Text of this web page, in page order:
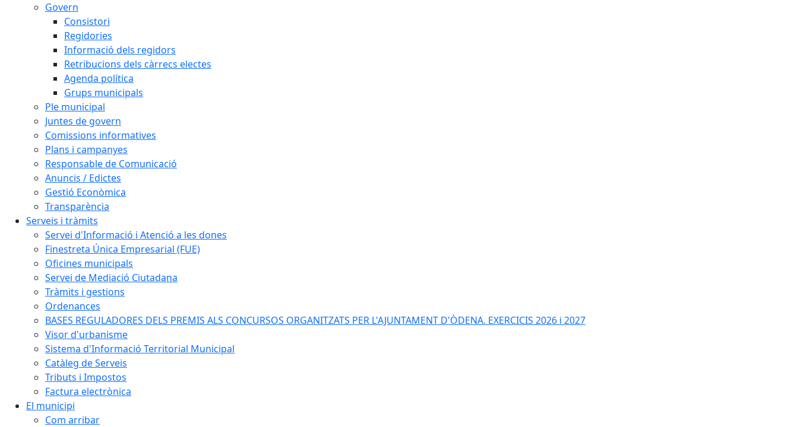
Govern
Consistori
Regidories
Informació dels regidors
Retribucions dels càrrecs electes
Agenda política
Grups municipals
Ple municipal
Juntes de govern
Comissions informatives
Plans i campanyes
Responsable de Comunicació
Anuncis / Edictes
Gestió Econòmica
Transparència
Serveis i tràmits
Servei d'Informació i Atenció a les dones
Finestreta Única Empresarial (FUE)
Oficines municipals
Servei de Mediació Ciutadana
Tràmits i gestions
Ordenances
BASES REGULADORES DELS PREMIS ALS CONCURSOS ORGANITZATS PER L'AJUNTAMENT D'ÒDENA. EXERCICIS 2026 i 2027
Visor d'urbanisme
Sistema d'Informació Territorial Municipal
Catàleg de Serveis
Tributs i Impostos
Factura electrònica
El municipi
Com arribar